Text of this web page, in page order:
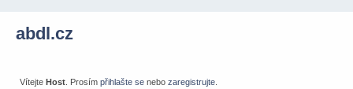
abdl.cz
Vítejte Host . Prosím přihlašte se nebo zaregistrujte